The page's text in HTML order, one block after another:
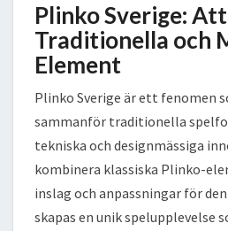
Plinko Sverige:
Traditionella och
Element
Plinko Sverige är ett fenomen
sammanför traditionella
tekniska och designmässiga
kombinera klassiska Plinko-
inslag och anpassningar för
skapas en unik spelupplevelse